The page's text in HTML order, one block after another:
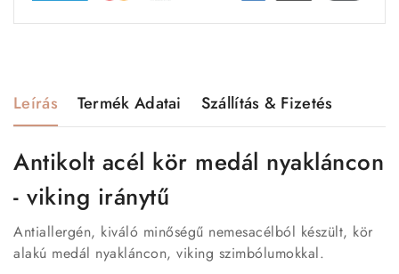
Leírás Termék Adatai Szállítás & Fizetés
Antikolt acél kör medál nyakláncon
- viking iránytű
Antiallergén, kiváló minőségű nemesacélból készült, kör
alakú medál nyakláncon, viking szimbólumokkal.